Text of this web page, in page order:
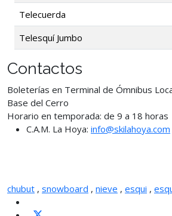
Telecuerda
Telesquí Jumbo
Contactos
Boleterías en Terminal de Ómnibus
Base del Cerro
Horario en temporada: de 9 a 18 horas
C.A.M. La Hoya: info@skilahoya.com
chubut , snowboard , nieve , esqui ,